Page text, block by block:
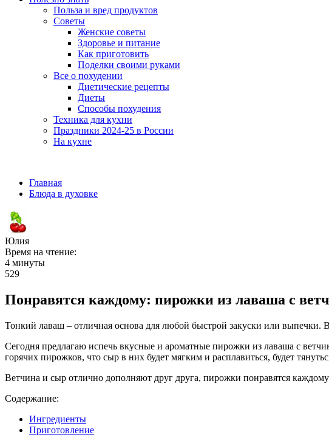
Польза и вред продуктов
Советы
Женские советы
Здоровье и питание
Как приготовить
Поделки своими руками
Все о похудении
Диетические рецепты
Диеты
Способы похудения
Техника для кухни
Праздники 2024-25 в России
На кухне
Главная
Блюда в духовке
Юлия
Время на чтение:
4 минуты
529
Понравятся каждому: пирожки из лаваша с
Тонкий лаваш – отличная основа для любой быстрой закуски или выпечки.
Сегодня предлагаю испечь вкусные и ароматные пирожки из лаваша с
горячих пирожков, что сыр в них будет мягким и расплавиться, будет
Ветчина и сыр отлично дополняют друг друга, пирожки понравятся
Содержание:
Ингредиенты
Приготовление